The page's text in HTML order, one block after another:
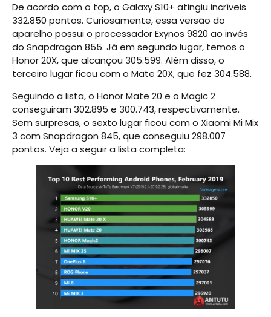
De acordo com o top, o Galaxy S10+ atingiu incríveis
332.850 pontos. Curiosamente, essa versão do
aparelho possui o processador Exynos 9820 ao invés
do Snapdragon 855. Já em segundo lugar, temos o
Honor 20X, que alcançou 305.599. Além disso, o
terceiro lugar ficou com o Mate 20X, que fez 304.588.
Seguindo a lista, o Honor Mate 20 e o Magic 2
conseguiram 302.895 e 300.743, respectivamente.
Sem surpresas, o sexto lugar ficou com o Xiaomi Mi Mix
3 com Snapdragon 845, que conseguiu 298.007
pontos. Veja a seguir a lista completa: